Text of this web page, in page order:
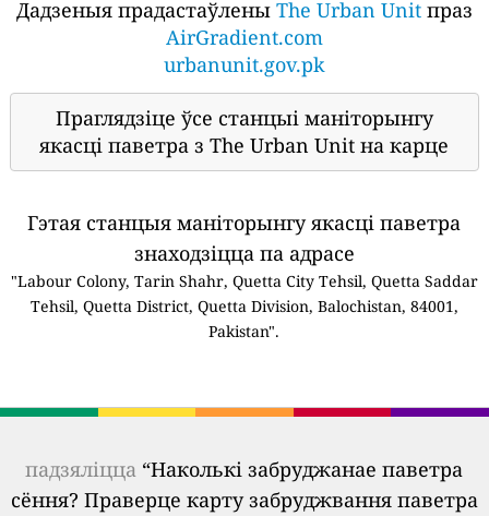
Дадзеныя прадастаўлены The Urban Unit праз
AirGradient.com
urbanunit.gov.pk
Праглядзіце ўсе станцыі маніторынгу
якасці паветра з The Urban Unit на карце
Гэтая станцыя маніторынгу якасці паветра
знаходзіцца па адрасе
"Labour Colony, Tarin Shahr, Quetta City Tehsil, Quetta Saddar
Tehsil, Quetta District, Quetta Division, Balochistan, 84001,
Pakistan".
падзяліцца “Наколькі забруджанае паветра
сёння? Праверце карту забруджвання паветра